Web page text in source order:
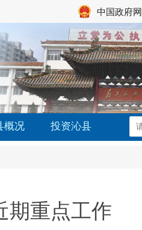
中国政府网
概况 投资沁县
期重点工作